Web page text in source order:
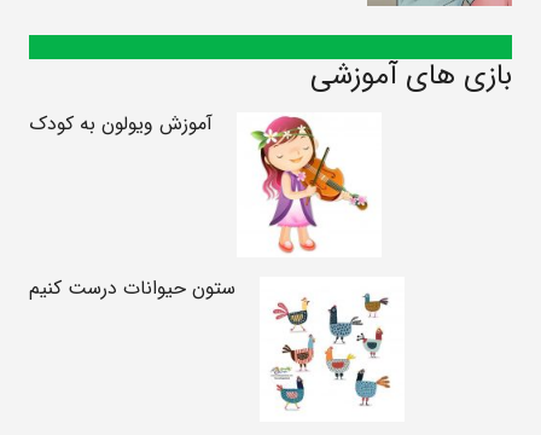
بازی های آموزشی
آموزش ویولون به کودک
ستون حیوانات درست کنیم